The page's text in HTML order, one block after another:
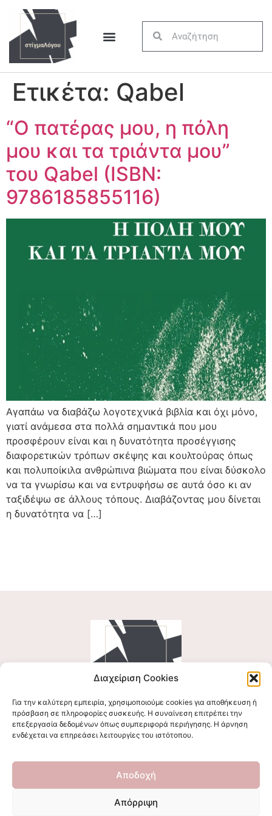
Διαχείριση Cookies
Για την καλύτερη εμπειρία, χρησιμοποιούμε cookies για αποθήκευση ή
πρόσβαση σε πληροφορίες συσκευής. Η συναίνεση επιτρέπει την
επεξεργασία δεδομένων όπως συμπεριφορά περιήγησης. Η άρνηση
ενδέχεται να επηρεάσει λειτουργίες του ιστότοπου.
Αποδοχή
Απόρριψη
Ετικέτα: Qabel
“Ο πατέρας μου, η πόλη
μου και τα τριάντα μου”
του Qabel (ISBN:
9786185855116)
Αγαπάω να διαβάζω λογοτεχνικά βιβλία και όχι μόνο,
γιατί ανάμεσα στα πολλά σημαντικά που μου
προσφέρουν είναι και η δυνατότητα προσέγγισης
διαφορετικών τρόπων σκέψης και κουλτούρας όπως
και πολυποίκιλα ανθρώπινα βιώματα που είναι δύσκολο
να τα γνωρίσω και να εντρυφήσω σε αυτά όσο κι αν
ταξιδέψω σε άλλους τόπους. Διαβάζοντας μου δίνεται
η δυνατότητα να […]
Ακολουθήστε μας
Επικοινωνήστε μαζί μας
stigmalogou@gmail.com